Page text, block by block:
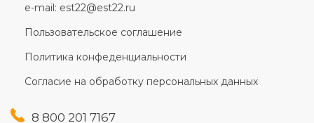
e-mail: est22@est22.ru
Пользовательское соглашение
Политика конфеденциальности
Согласие на обработку персональных данных
8 800 201 7167